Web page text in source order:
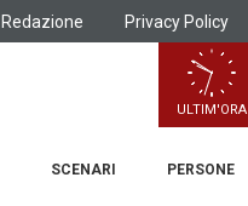
Redazione Privacy Policy
ULTIM'ORA
SCENARI PERSONE